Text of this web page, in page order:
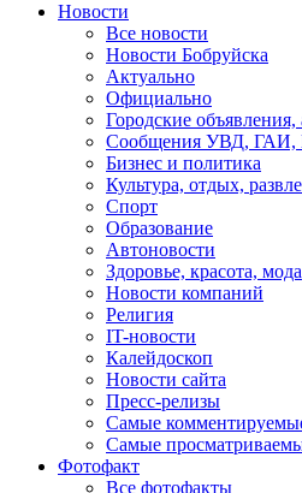
Новости
Все новости
Новости Бобруйска
Актуально
Официально
Городские
Сообщения УВД, ГАИ,
Бизнес и политика
Культура, отдых,
Спорт
Образование
Автоновости
Здоровье, красота, мода
Новости компаний
Религия
IT-новости
Калейдоскоп
Новости сайта
Пресс-релизы
Самые
Самые
Фотофакт
Все фотофакты